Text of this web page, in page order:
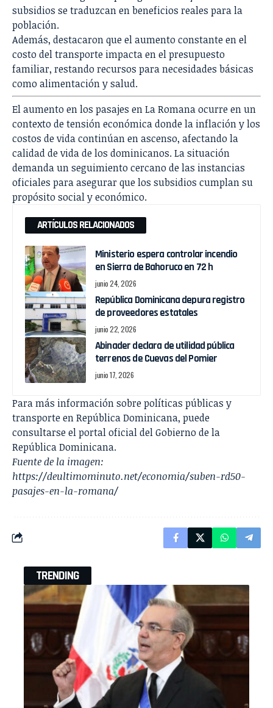
subsidios se traduzcan en beneficios reales para la
población.
Además, destacaron que el aumento constante en el
costo del transporte impacta en el presupuesto
familiar, restando recursos para necesidades básicas
como alimentación y salud.
El aumento en los pasajes en La Romana ocurre en un
contexto de tensión económica donde la inflación y los
costos de vida continúan en ascenso, afectando la
calidad de vida de los dominicanos. La situación
demanda un seguimiento cercano de las instancias
oficiales para asegurar que los subsidios cumplan su
propósito social y económico.
ARTÍCULOS RELACIONADOS
Ministerio espera controlar incendio
en Sierra de Bahoruco en 72 h
junio 24, 2026
República Dominicana depura registro
de proveedores estatales
junio 22, 2026
Abinader declara de utilidad pública
terrenos de Cuevas del Pomier
junio 17, 2026
Para más información sobre políticas públicas y
transporte en República Dominicana, puede
consultarse el portal oficial del Gobierno de la
República Dominicana.
Fuente de la imagen:
https://deultimominuto.net/economia/suben-rd50-
pasajes-en-la-romana/
TRENDING